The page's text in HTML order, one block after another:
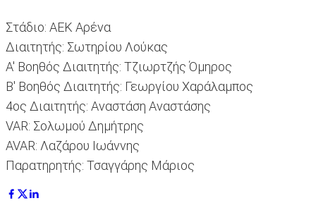
Στάδιο: ΑΕΚ Αρένα
Διαιτητής: Σωτηρίου Λούκας
Α' Βοηθός Διαιτητής: Τζιωρτζής Όμηρος
Β' Βοηθός Διαιτητής: Γεωργίου Χαράλαμπος
4ος Διαιτητής: Αναστάση Αναστάσης
VAR: Σολωμού Δημήτρης
AVAR: Λαζάρου Ιωάννης
Παρατηρητής: Τσαγγάρης Μάριος